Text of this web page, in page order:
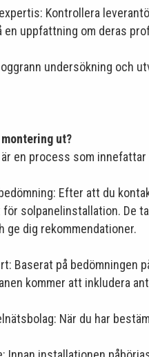
Kontrollera
en uppfattning om deras
undersökning och
ut?
en process som
Efter att du
för solpanelinstallation. De
ge dig rekommendationer.
Baserat på bedömningen
kommer att inkludera
När du har